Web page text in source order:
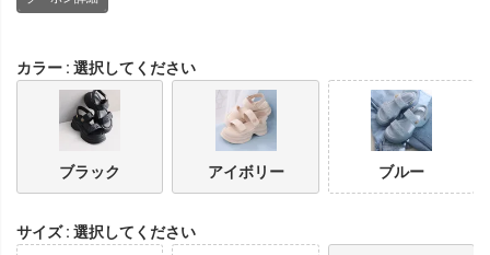
カラー 選択してください
ブラック アイボリー ブルー
サイズ
選択してください